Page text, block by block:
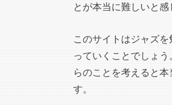
とが本当に難しいと感
このサイトはジャズ
っていくことでしょ
らのことを考えると
す。